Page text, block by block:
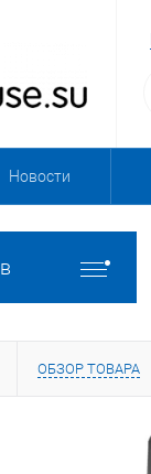
Новости
ОБЗОР ТОВАРА